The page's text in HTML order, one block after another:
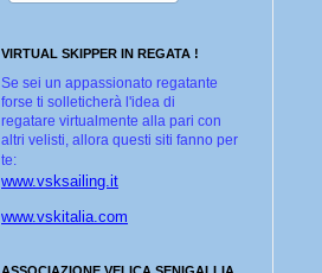
VIRTUAL SKIPPER IN REGATA !
Se sei un appassionato regatante
forse ti solleticherà l'idea di
regatare virtualmente alla pari con
altri velisti, allora questi siti fanno per
te:
www.vsksailing.it
www.vskitalia.com